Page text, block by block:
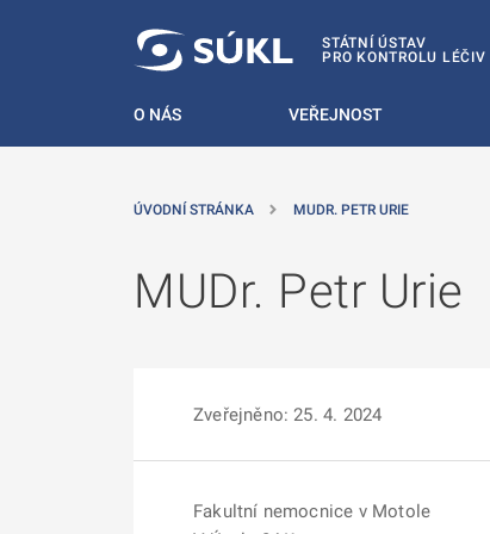
STÁTNÍ ÚSTAV
PRO KONTROLU LÉČIV
O NÁS VEŘEJNOST
ÚVODNÍ STRÁNKA MUDR. PETR URIE
MUDr. Petr Urie
Zveřejněno: 25. 4. 2024
Fakultní nemocnice v Motole